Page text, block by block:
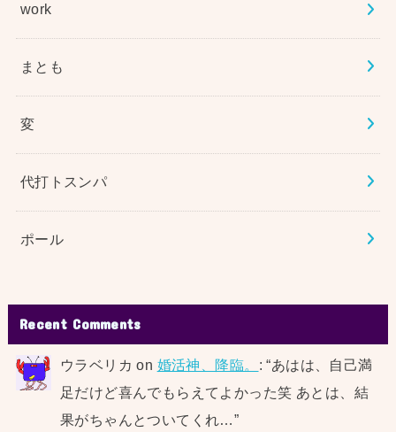
work
まとも
変
代打トスンパ
ポール
Recent Comments
ウラベリカ on 婚活神、降臨。 : “あはは、自己満
足だけど喜んでもらえてよかった笑 あとは、結
果がちゃんとついてくれ…”